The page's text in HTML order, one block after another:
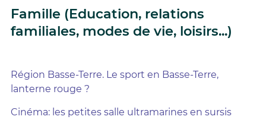
Famille (Education, relations
familiales, modes de vie, loisirs...)
Région Basse-Terre. Le sport en Basse-Terre,
lanterne rouge ?
Cinéma: les petites salle ultramarines en sursis